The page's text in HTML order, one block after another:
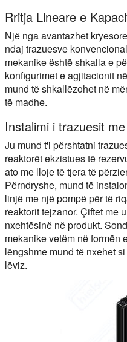
Rritja Lineare e
Një nga avantazhet
ndaj trazuesve
mekanike është shkalla e
konfigurimet e agjitacionit
mund të shkallëzohet në
të madhe.
Instalimi i trazuesit
Ju mund t'i përshtatni
reaktorët ekzistues të
ato me lloje të tjera të
Përndryshe, mund të
linjë me një pompë për të
reaktorit tejzanor. Çiftet me
nxehtësinë në produkt.
mekanike vetëm në formën
lëngshme mund të nxehet
lëviz.